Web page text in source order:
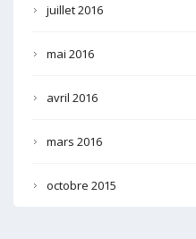
juillet 2016
mai 2016
avril 2016
mars 2016
octobre 2015